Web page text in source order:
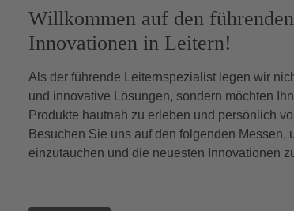
Willkommen auf den
Innovationen in Leitern!
Als der führende Leiternspezialist legen wir
und innovative Lösungen, sondern möchten
Produkte hautnah zu erleben und persönlich
Besuchen Sie uns auf den folgenden Messen,
einzutauchen und die neuesten Innovationen